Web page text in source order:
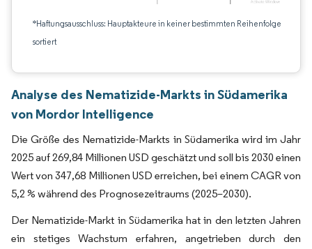
*Haftungsausschluss: Hauptakteure in keiner bestimmten Reihenfolge
sortiert
Analyse des Nematizide-Markts in Südamerika
von Mordor Intelligence
Die Größe des Nematizide-Markts in Südamerika wird im Jahr
2025 auf 269,84 Millionen USD geschätzt und soll bis 2030 einen
Wert von 347,68 Millionen USD erreichen, bei einem CAGR von
5,2 % während des Prognosezeitraums (2025–2030).
Der Nematizide-Markt in Südamerika hat in den letzten Jahren
ein stetiges Wachstum erfahren, angetrieben durch den